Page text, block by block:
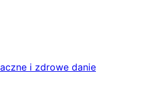
i zdrowe danie